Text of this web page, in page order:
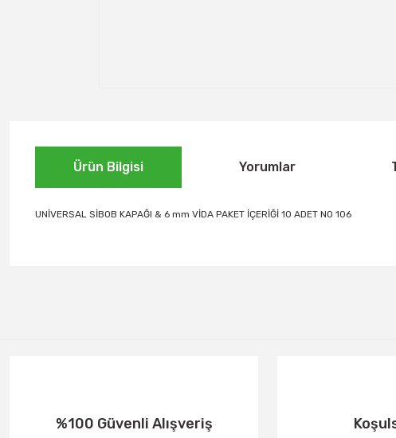
Ürün Bilgisi Yorumlar
UNİVERSAL SİBOB KAPAĞI & 6 mm VİDA PAKET İÇERİĞİ 10 ADET NO 106
%100 Güvenli Alışveriş